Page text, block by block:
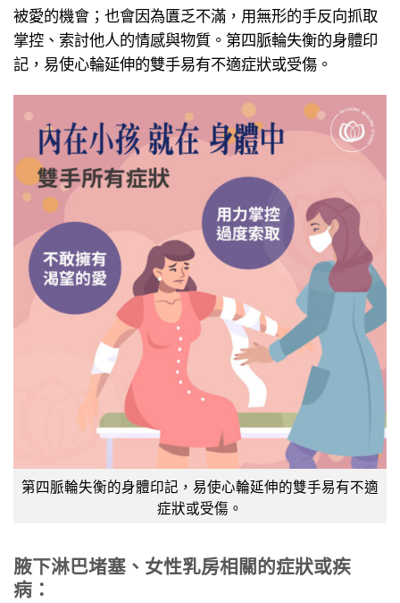
被愛的機會；也會因為匱乏不滿，用無形的手反向抓取
掌控、索討他人的情感與物質。第四脈輪失衡的身體印
記，易使心輪延伸的雙手易有不適症狀或受傷。
第四脈輪失衡的身體印記，易使心輪延伸的雙手易有不適
症狀或受傷。
腋下淋巴堵塞、女性乳房相關的症狀或疾
病：